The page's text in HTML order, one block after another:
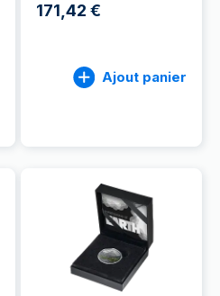
171,42 €
Ajout panier